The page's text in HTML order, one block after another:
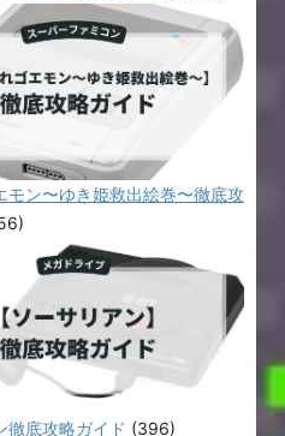
モン〜ゆき姫救出絵巻〜徹底攻
徹底攻略ガイド (396)